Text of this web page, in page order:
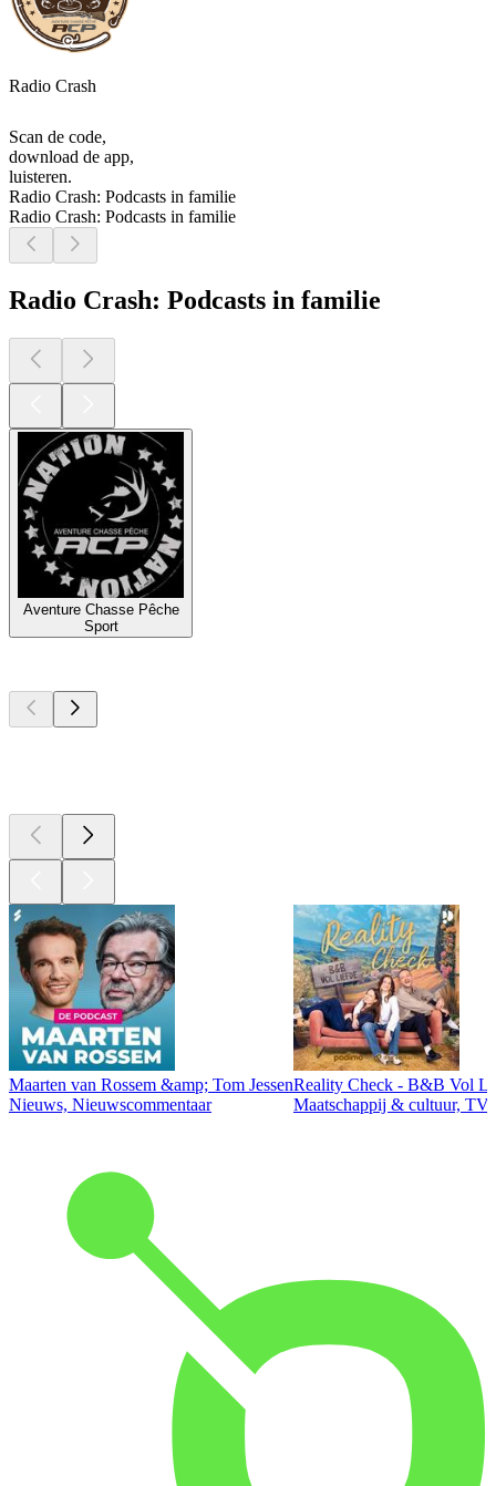
Radio Crash
Scan de code,
download de app,
luisteren.
Radio Crash: Podcasts in familie
Radio Crash: Podcasts in familie
Radio Crash: Podcasts in familie
Aventure Chasse Pêche
Sport
Maarten van Rossem &amp; Tom Jessen
Nieuws, Nieuwscommentaar
Reality Check - B&B Vol
Maatschappij & cultuur,